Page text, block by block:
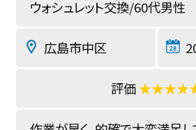
ウォシュレット交換/60代男性
広島市中区